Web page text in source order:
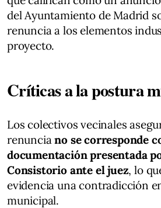
del Ayuntamiento de Madrid
renuncia a los elementos
proyecto.
Críticas a la postura
Los colectivos vecinales
renunciano se corresponde
documentación presentada
Consistorio ante el juez, lo
evidencia una contradicción
municipal.